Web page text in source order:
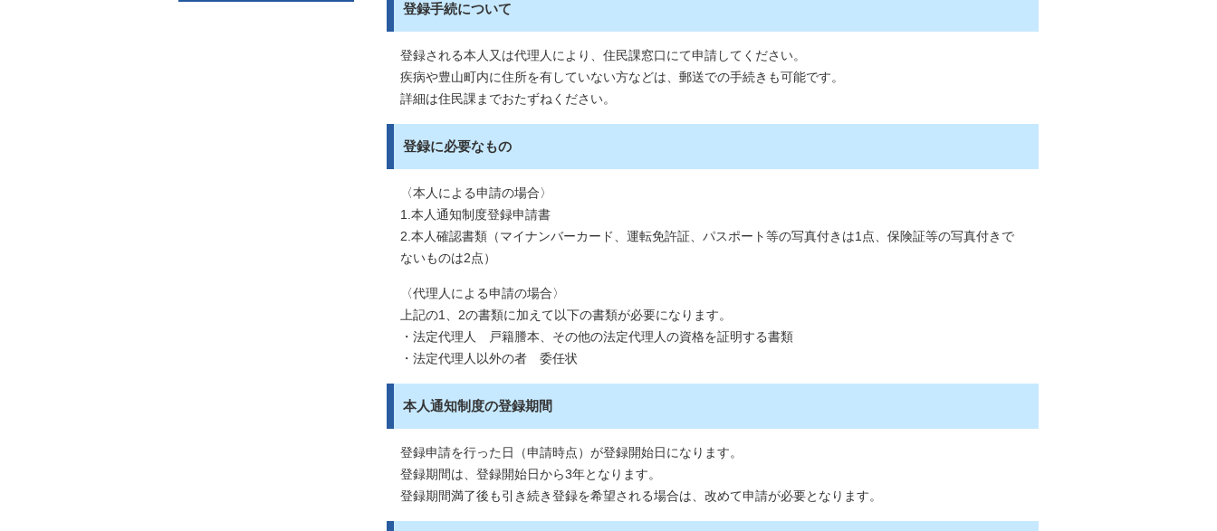
登録手続について
登録される本人又は代理人により、住民課窓口にて申請してください。
疾病や豊山町内に住所を有していない方などは、郵送での手続きも可能です。
詳細は住民課までおたずねください。
登録に必要なもの
〈本人による申請の場合〉
1.本人通知制度登録申請書
2.本人確認書類（マイナンバーカード、運転免許証、パスポート等の写真付きは1点、保険証等の写真付きで
ないものは2点）
〈代理人による申請の場合〉
上記の1、2の書類に加えて以下の書類が必要になります。
・法定代理人 戸籍謄本、その他の法定代理人の資格を証明する書類
・法定代理人以外の者 委任状
本人通知制度の登録期間
登録申請を行った日（申請時点）が登録開始日になります。
登録期間は、登録開始日から3年となります。
登録期間満了後も引き続き登録を希望される場合は、改めて申請が必要となります。